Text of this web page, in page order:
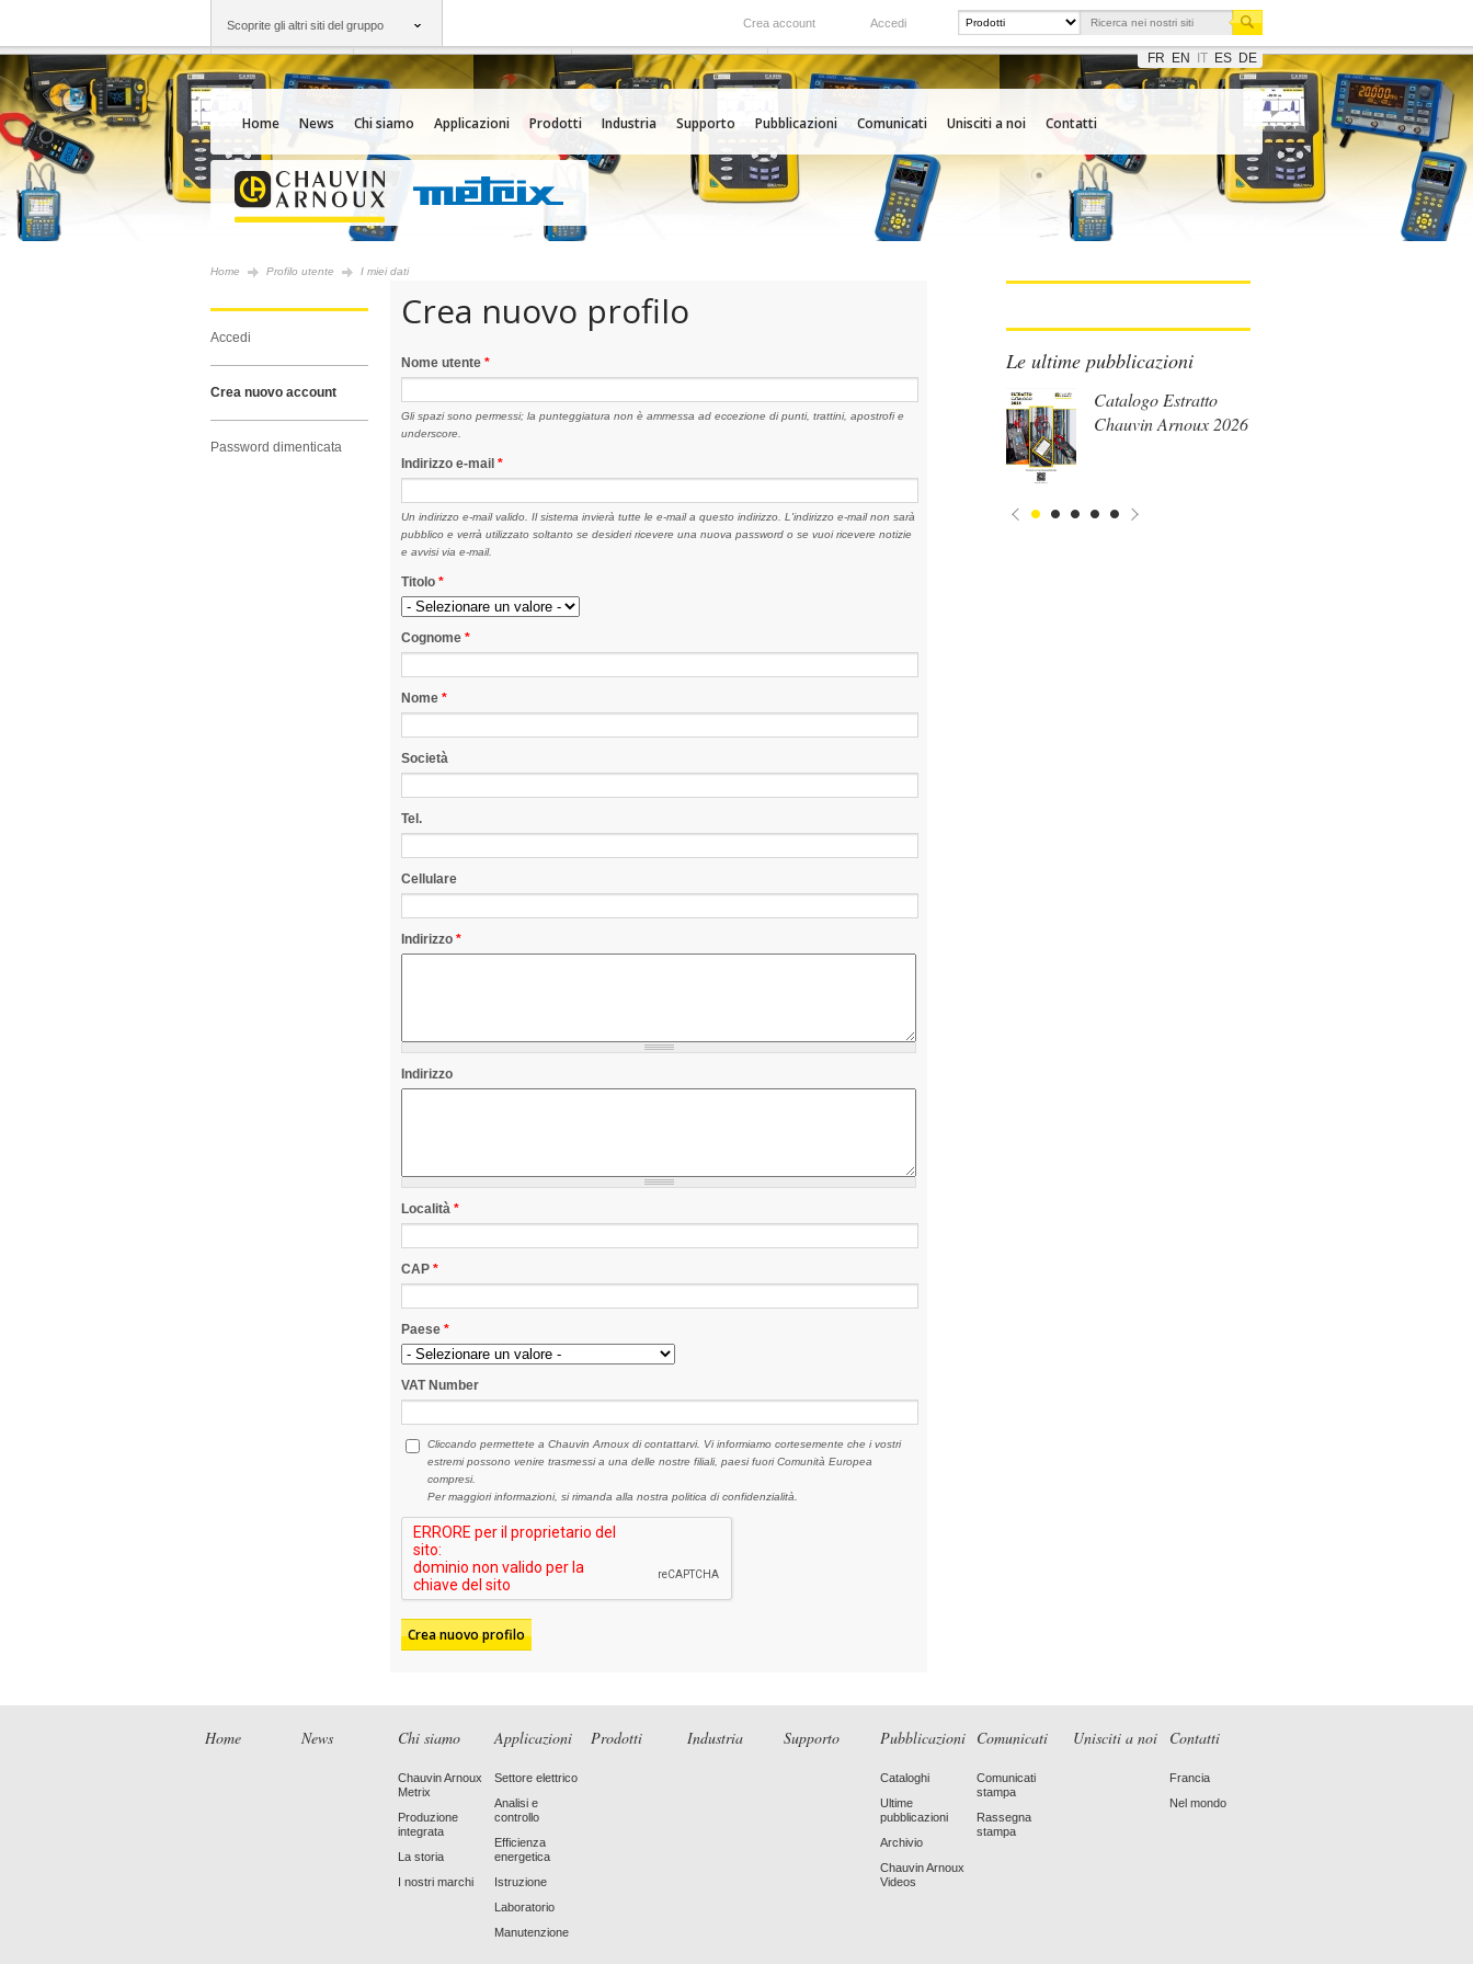
Scoprite gli altri siti del gruppo Accedi
Crea account
Gruppo
Chauvin Arnoux
Società
Un'offerta al vostro servizio
Nel mondo
Le nostre filiali all'estero
FR EN IT ES DE
Home News Chi siamo Applicazioni Prodotti Industria Supporto Pubblicazioni Comunicati Unisciti a noi Contatti
Home Profilo utente I miei dati
accedi
crea nuovo account
password dimenticata
Crea nuovo profilo
Nome utente *
Gli spazi sono permessi; la punteggiatura non è ammessa ad eccezione di punti, trattini, apostrofi e
underscore.
Indirizzo e-mail *
Un indirizzo e-mail valido. Il sistema invierà tutte le e-mail a questo indirizzo. L'indirizzo e-mail non sarà
pubblico e verrà utilizzato soltanto se desideri ricevere una nuova password o se vuoi ricevere notizie
e avvisi via e-mail.
Titolo *
Cognome *
Nome *
Società
Tel.
Cellulare
Indirizzo *
Indirizzo
Località *
CAP *
Paese *
VAT Number
Cliccando permettete a Chauvin Arnoux di contattarvi. Vi informiamo cortesemente che i vostri
estremi possono venire trasmessi a una delle nostre filiali, paesi fuori Comunità Europea
compresi.
Per maggiori informazioni, si rimanda alla nostra politica di confidenzialità.
Le ultime pubblicazioni
Catalogo Estratto
Chauvin Arnoux 2026
Home News Chi siamo
Chauvin Arnoux
Metrix
Produzione
integrata
La storia
I nostri marchi
Applicazioni
Settore elettrico
Analisi e
controllo
Efficienza
energetica
Istruzione
Laboratorio
Manutenzione
Prodotti Industria Supporto Pubblicazioni
Cataloghi
Ultime
pubblicazioni
Archivio
Chauvin Arnoux
Videos
Comunicati
Comunicati
stampa
Rassegna
stampa
Unisciti a noi Contatti
Francia
Nel mondo